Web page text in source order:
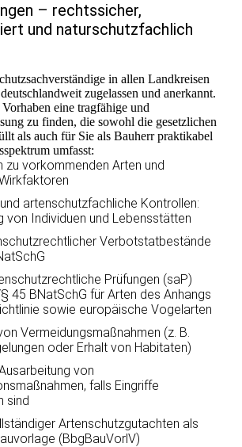
– rechtssicher,
und naturschutzfachlich
in allen Landkreisen
zugelassen und anerkannt.
eine tragfähige und
zu finden, die sowohl die gesetzlichen
als auch für Sie als Bauherr praktikabel
umfasst:
zu vorkommenden Arten und
artenschutzfachliche Kontrollen:
von Individuen und Lebensstätten
Verbotstatbestände
Prüfungen (saP)
45 BNatSchG für Arten des Anhangs
sowie europäische Vogelarten
Vermeidungsmaßnahmen (z. B.
oder Erhalt von Habitaten)
von
falls Eingriffe
sind
Artenschutzgutachten als
(BbgBauVorlV)